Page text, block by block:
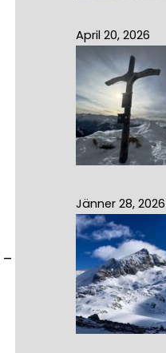
–
April 20, 2026
Jänner 28, 2026